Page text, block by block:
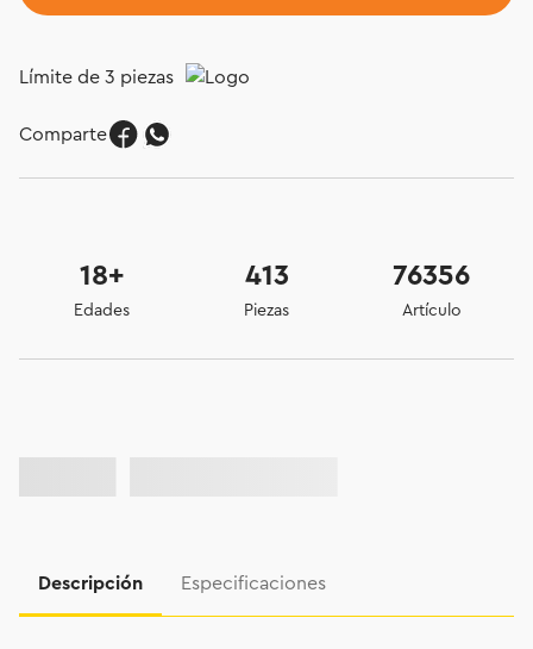
Límite de 3 piezas
Comparte
18+
Edades
413
Piezas
76356
Artículo
Descripción Especificaciones